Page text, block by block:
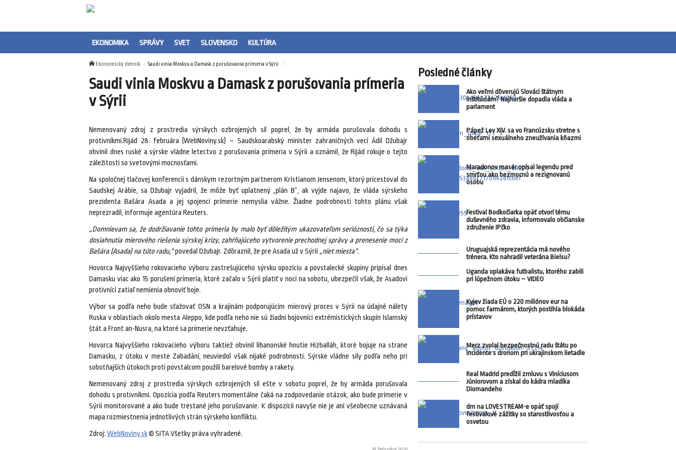
EKONOMIKA SPRÁVY SVET SLOVENSKO KULTÚRA
Ekonomický denník Saudi vinia Moskvu a Damask z porušovania prímeria v Sýrii
Saudi vinia Moskvu a Damask z porušovania prímeria
v Sýrii
Nemenovaný zdroj z prostredia sýrskych ozbrojených síl poprel, že by armáda porušovala dohodu s
protivníkmi.Rijád 28. februára (WebNoviny.sk) – Saudskoarabský minister zahraničných vecí Ádil Džubajr
obvinil dnes ruské a sýrske vládne letectvo z porušovania prímeria v Sýrii a oznámil, že Rijád rokuje o tejto
záležitosti so svetovými mocnosťami.
Na spoločnej tlačovej konferencii s dánskym rezortným partnerom Kristianom Jensenom, ktorý pricestoval do
Saudskej Arábie, sa Džubajr vyjadril, že môže byť uplatnený „plán B“, ak vyjde najavo, že vláda sýrskeho
prezidenta Bašára Asada a jej spojenci prímerie nemyslia vážne. Žiadne podrobnosti tohto plánu však
neprezradil, informuje agentúra Reuters.
„Domnievam sa, že dodržiavanie tohto prímeria by malo byť dôležitým ukazovateľom serióznosti, čo sa týka
dosiahnutia mierového riešenia sýrskej krízy, zahŕňajúceho vytvorenie prechodnej správy a prenesenie moci z
Bašára (Asada) na túto radu,“povedal Džubajr. Zdôraznil, že pre Asada už v Sýrii „niet miesta“.
Hovorca Najvyššieho rokovacieho výboru zastrešujúceho sýrsku opozíciu a povstalecké skupiny pripísal dnes
Damasku viac ako 15 porušení prímeria, ktoré začalo v Sýrii platiť v noci na sobotu, ubezpečil však, že Asadovi
protivníci zatiaľ nemienia obnoviť boje.
Výbor sa podľa neho bude sťažovať OSN a krajinám podporujúcim mierový proces v Sýrii na údajné nálety
Ruska v oblastiach okolo mesta Aleppo, kde podľa neho nie sú žiadni bojovníci extrémistických skupín Islamský
štát a Front an-Nusra, na ktoré sa prímerie nevzťahuje.
Hovorca Najvyššieho rokovacieho výboru taktiež obvinil libanonské hnutie Hizballáh, ktoré bojuje na strane
Damasku, z útoku v meste Zabadání, neuviedol však nijaké podrobnosti. Sýrske vládne sily podľa neho pri
sobotňajších útokoch proti povstalcom použili barelové bomby a rakety.
Nemenovaný zdroj z prostredia sýrskych ozbrojených síl ešte v sobotu poprel, že by armáda porušovala
dohodu s protivníkmi. Opozícia podľa Reuters momentálne čaká na zodpovedanie otázok, ako bude prímerie v
Sýrii monitorované a ako bude trestané jeho porušovanie. K dispozícii navyše nie je ani všeobecne uznávaná
mapa rozmiestnenia jednotlivých strán sýrskeho konfliktu.
Zdroj: WebNoviny.sk© SITA Všetky práva vyhradené.
28. februára 2016
Posledné články
Ako veľmi dôverujú Slováci štátnym
inštitúciám? Najhoršie dopadla vláda a
parlament
Pápež Lev XIV. sa vo Francúzsku stretne s
obeťami sexuálneho zneužívania kňazmi
Maradonov masér opísal legendu pred
smrťou ako bezmocnú a rezignovanú
osobu
Festival Bodkočiarka opäť otvorí tému
duševného zdravia, informovalo občianske
združenie IPčko
Uruguajská reprezentácia má nového
trénera. Kto nahradil veterána Bielsu?
Uganda oplakáva futbalistu, ktorého zabili
pri lúpežnom útoku – VIDEO
Kyjev žiada EÚ o 220 miliónov eur na
pomoc farmárom, ktorých postihla blokáda
prístavov
Merz zvolal bezpečnostnú radu štátu po
incidente s dronom pri ukrajinskom lietadle
Real Madrid predĺžil zmluvu s Viníciusom
Júniorovom a získal do kádra mladíka
Diomandeho
dm na LOVESTREAM-e opäť spojí
festivalové zážitky so starostlivosťou a
osvetou